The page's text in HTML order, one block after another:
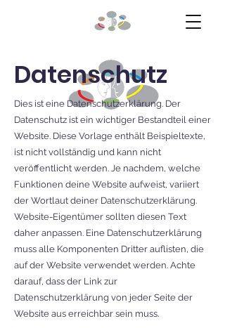
Datenschutz
Dies ist eine Datenschutzerklärung. Der
Datenschutz ist ein wichtiger Bestandteil einer
Website. Diese Vorlage enthält Beispieltexte,
ist nicht vollständig und kann nicht
veröffentlicht werden. Je nachdem, welche
Funktionen deine Website aufweist, variiert
der Wortlaut deiner Datenschutzerklärung.
Website-Eigentümer sollten diesen Text
daher anpassen. Eine Datenschutzerklärung
muss alle Komponenten Dritter auflisten, die
auf der Website verwendet werden. Achte
darauf, dass der Link zur
Datenschutzerklärung von jeder Seite der
Website aus erreichbar sein muss.